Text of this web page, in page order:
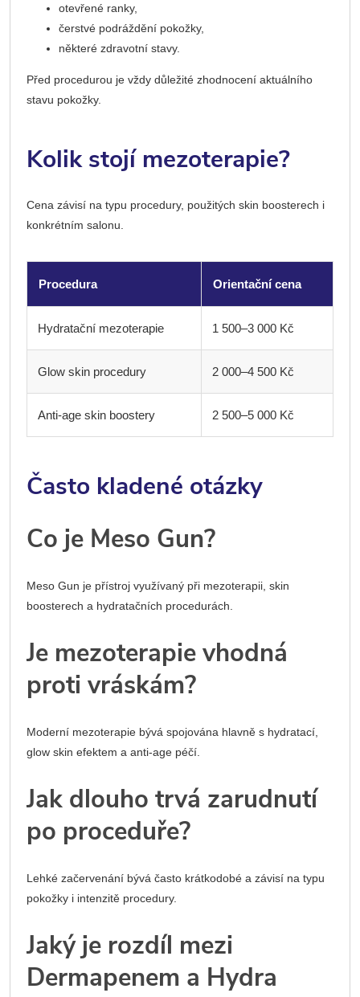
otevřené ranky,
čerstvé podráždění pokožky,
některé zdravotní stavy.
Před procedurou je vždy důležité zhodnocení aktuálního
stavu pokožky.
Kolik stojí mezoterapie?
Cena závisí na typu procedury, použitých skin boosterech i
konkrétním salonu.
Procedura Orientační cena
Hydratační mezoterapie 1 500–3 000 Kč
Glow skin procedury 2 000–4 500 Kč
Anti-age skin boostery 2 500–5 000 Kč
Často kladené otázky
Co je Meso Gun?
Meso Gun je přístroj využívaný při mezoterapii, skin
boosterech a hydratačních procedurách.
Je mezoterapie vhodná
proti vráskám?
Moderní mezoterapie bývá spojována hlavně s hydratací,
glow skin efektem a anti-age péčí.
Jak dlouho trvá zarudnutí
po proceduře?
Lehké začervenání bývá často krátkodobé a závisí na typu
pokožky i intenzitě procedury.
Jaký je rozdíl mezi
Dermapenem a Hydra